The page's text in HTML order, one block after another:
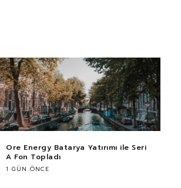
Ore Energy Batarya Yatırımı ile Seri
A Fon Topladı
1 GÜN ÖNCE